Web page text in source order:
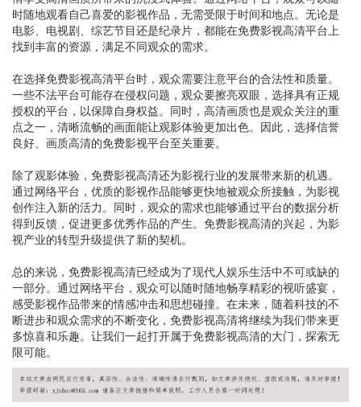
时随地观看自己喜爱的影视作品，无需受限于时间和地点。无论是
电影、电视剧、综艺节目还是纪录片，都能在免费影视高清平台上
找到丰富的资源，满足不同观众的需求。
在选择免费影视高清平台时，观众需要注意平台的合法性和质量。
一些不法平台可能存在侵权问题，观众要擦亮双眼，选择具有正规
授权的平台，以保障自身权益。同时，高清画质也是观众关注的重
点之一，清晰流畅的画面能让观影体验更加出色。因此，选择信誉
良好、画质高清的免费影视平台至关重要。
除了观影体验，免费影视高清还为影视行业的发展带来新的机遇。
通过网络平台，优质的影视作品能够更快地被观众所接触，为影视
创作注入新的活力。同时，观众的需求也能够通过平台的数据分析
得到反馈，促进更多优秀作品的产生。免费影视高清的兴起，为影
视产业的转型升级提供了新的契机。
总的来说，免费影视高清已经成为了现代人娱乐生活中不可或缺的
一部分。通过网络平台，观众可以随时随地畅享精彩的视听盛宴，
感受影视作品带来的情感冲击和思想碰撞。在未来，随着科技的不
断进步和观众需求的不断变化，免费影视高清将继续为我们带来更
多惊喜和乐趣。让我们一起打开属于免费影视高清的大门，探索无
限可能。